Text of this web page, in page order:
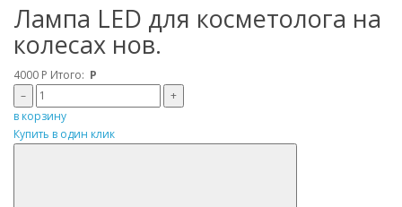
Лампа LED для косметолога на
колесах нов.
4000 Р Итого: Р
–
+
в корзину
Купить в один клик